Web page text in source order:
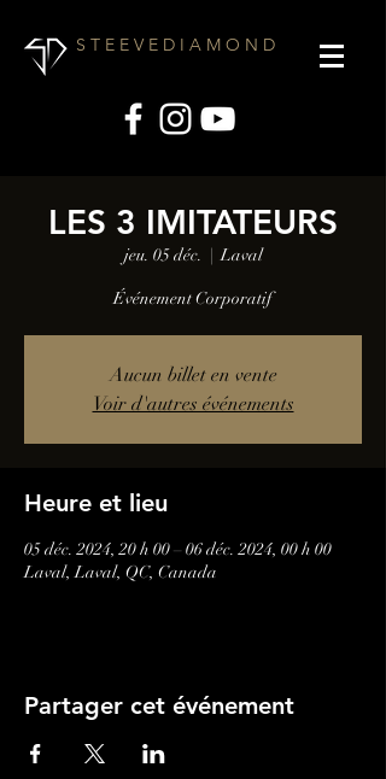
S T E E V E D I A M O N D
LES 3 IMITATEURS
jeu. 05 déc.
  |
Laval
Événement Corporatif
Aucun billet en vente
Voir d'autres événements
Heure et lieu
05 déc. 2024, 20 h 00 – 06 déc. 2024, 00 h 00
Laval, Laval, QC, Canada
Partager cet événement